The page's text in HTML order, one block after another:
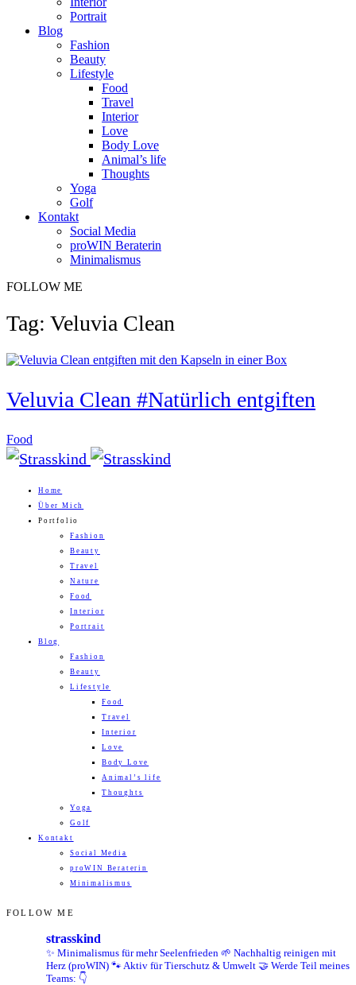
Portrait
Blog
Fashion
Beauty
Lifestyle
Food
Travel
Interior
Love
Body Love
Animal’s life
Thoughts
Yoga
Golf
Kontakt
Social Media
proWIN Beraterin
Minimalismus
FOLLOW ME
Tag: Veluvia Clean
Veluvia Clean #Natürlich entgiften
Food
Home
Über Mich
Portfolio
Fashion
Beauty
Travel
Nature
Food
Interior
Portrait
Blog
Fashion
Beauty
Lifestyle
Food
Travel
Interior
Love
Body Love
Animal’s life
Thoughts
Yoga
Golf
Kontakt
Social Media
proWIN Beraterin
Minimalismus
FOLLOW ME
strasskind
✨ Minimalismus für mehr Seelenfrieden 🌱 Nachhaltig reinigen mit
Herz (proWIN) 🐾 Aktiv für Tierschutz & Umwelt 🤝 Werde Teil meines
Teams: 👇